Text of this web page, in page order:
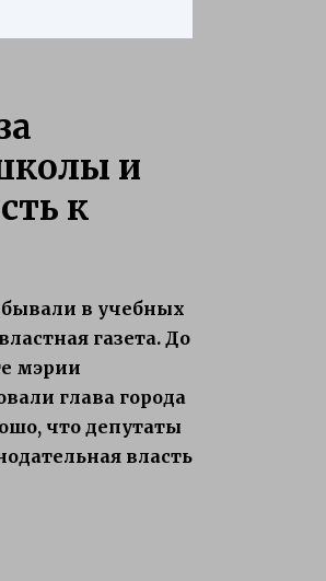
и
к
в учебных
газета. До
мэрии
глава города
что депутаты
власть